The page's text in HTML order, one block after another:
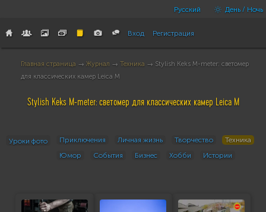
Русский День / Ночь
Вход Регистрация
Главная страница → Журнал → Техника → Stylish Keks M-meter: светомер
для классических камер Leica M
Stylish Keks M-meter: светомер для классических камер Leica M
Уроки фото Приключения Личная жизнь Творчество
Техника
Юмор
События Бизнес Хобби Истории